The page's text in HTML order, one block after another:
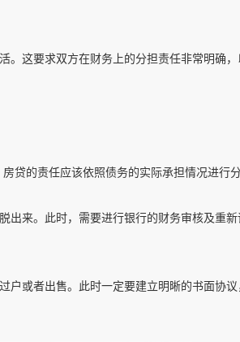
。这要求双方在财务上的分担责任非常明确
贷的责任应该依照债务的实际承担情况进行分
出来。此时，需要进行银行的财务审核及重
户或者出售。此时一定要建立明晰的书面协